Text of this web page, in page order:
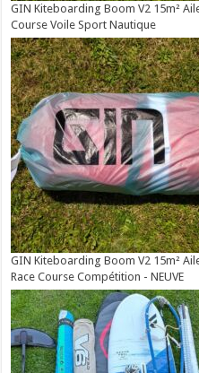
GIN Kiteboarding Boom V2 15m²
Course Voile Sport Nautique
GIN Kiteboarding Boom V2 15m²
Race Course Compétition - NEUVE